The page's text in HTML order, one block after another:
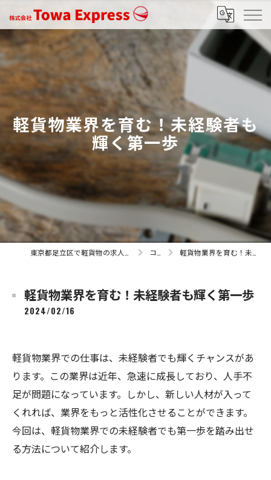
軽貨物業界を育む！未経験者も
輝く第一歩
コラム 軽貨物業界を育む！未経験者も輝く第一歩
軽貨物業界を育む！未経験者も輝く第一歩
2024/02/16
軽貨物業界での仕事は、未経験者でも輝くチャンスがあ
ります。この業界は近年、急速に成長しており、人手不
足が問題になっています。しかし、新しい人材が入って
くれれば、業界をもっと活性化させることができます。
今回は、軽貨物業界での未経験者でも第一歩を踏み出せ
る方法について紹介します。